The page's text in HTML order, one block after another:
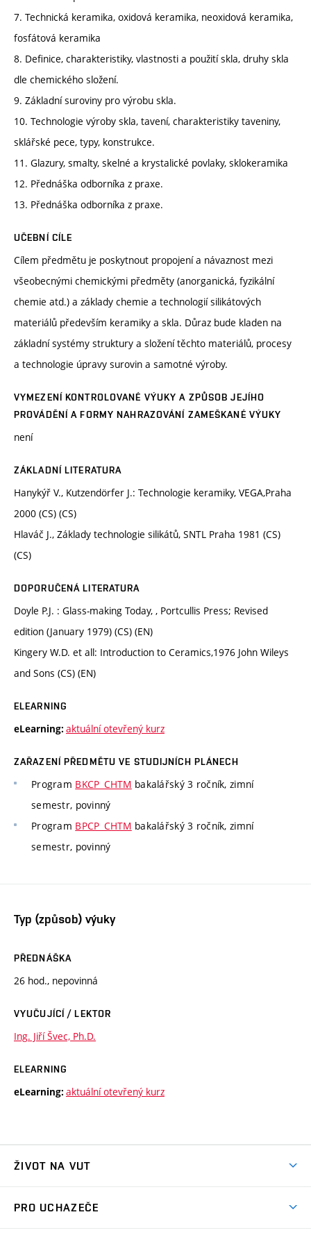
7. Technická keramika, oxidová keramika, neoxidová keramika,
fosfátová keramika
8. Definice, charakteristiky, vlastnosti a použití skla, druhy skla
dle chemického složení.
9. Základní suroviny pro výrobu skla.
10. Technologie výroby skla, tavení, charakteristiky taveniny,
sklářské pece, typy, konstrukce.
11. Glazury, smalty, skelné a krystalické povlaky, sklokeramika
12. Přednáška odborníka z praxe.
13. Přednáška odborníka z praxe.
UČEBNÍ CÍLE
Cílem předmětu je poskytnout propojení a návaznost mezi
všeobecnými chemickými předměty (anorganická, fyzikální
chemie atd.) a základy chemie a technologií silikátových
materiálů především keramiky a skla. Důraz bude kladen na
základní systémy struktury a složení těchto materiálů, procesy
a technologie úpravy surovin a samotné výroby.
VYMEZENÍ KONTROLOVANÉ VÝUKY A ZPŮSOB JEJÍHO
PROVÁDĚNÍ A FORMY NAHRAZOVÁNÍ ZAMEŠKANÉ VÝUKY
není
ZÁKLADNÍ LITERATURA
Hanykýř V., Kutzendörfer J.: Technologie keramiky, VEGA,Praha
2000 (CS) (CS)
Hlaváč J., Základy technologie silikátů, SNTL Praha 1981 (CS)
(CS)
DOPORUČENÁ LITERATURA
Doyle P.J. : Glass-making Today, , Portcullis Press; Revised
edition (January 1979) (CS) (EN)
Kingery W.D. et all: Introduction to Ceramics,1976 John Wileys
and Sons (CS) (EN)
ELEARNING
eLearning: aktuální otevřený kurz
ZAŘAZENÍ PŘEDMĚTU VE STUDIJNÍCH PLÁNECH
Program BKCP_CHTM bakalářský 3 ročník, zimní
semestr, povinný
Program BPCP_CHTM bakalářský 3 ročník, zimní
semestr, povinný
Typ (způsob) výuky
PŘEDNÁŠKA
26 hod., nepovinná
VYUČUJÍCÍ / LEKTOR
Ing. Jiří Švec, Ph.D.
ELEARNING
eLearning: aktuální otevřený kurz
ŽIVOT NA VUT
PRO UCHAZEČE